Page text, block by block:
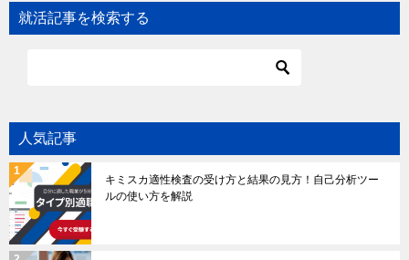
就活記事を検索する
人気記事
キミスカ適性検査の受け方と結果の見方！自己分析ツー
ルの使い方を解説